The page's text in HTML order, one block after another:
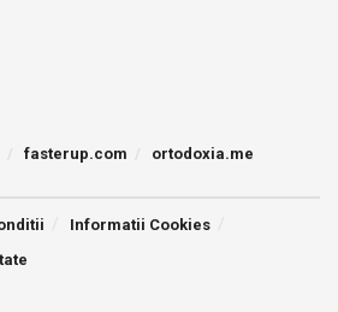
fasterup.com ortodoxia.me
Informatii Cookies